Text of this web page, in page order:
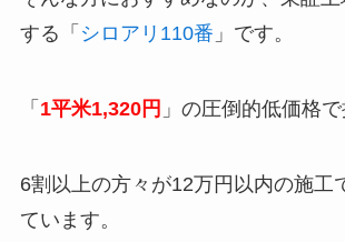
する「 シロアリ110番 」です。
「 1平米1,320円 」の圧倒的低価格で
6割以上の方々が12万円以内の施工
ています。